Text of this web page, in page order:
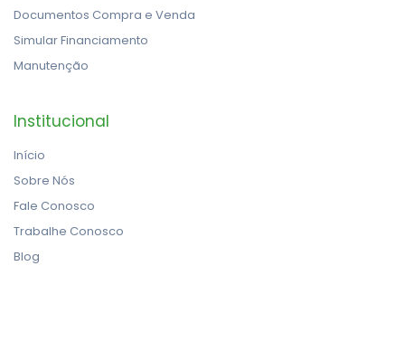
Documentos Compra e Venda
Simular Financiamento
Manutenção
Institucional
Início
Sobre Nós
Fale Conosco
Trabalhe Conosco
Blog